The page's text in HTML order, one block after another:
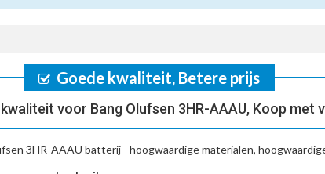
Goede kwaliteit, Betere prijs
voor Bang Olufsen 3HR-AAAU, Koop met
3HR-AAAU batterij - hoogwaardige materialen,